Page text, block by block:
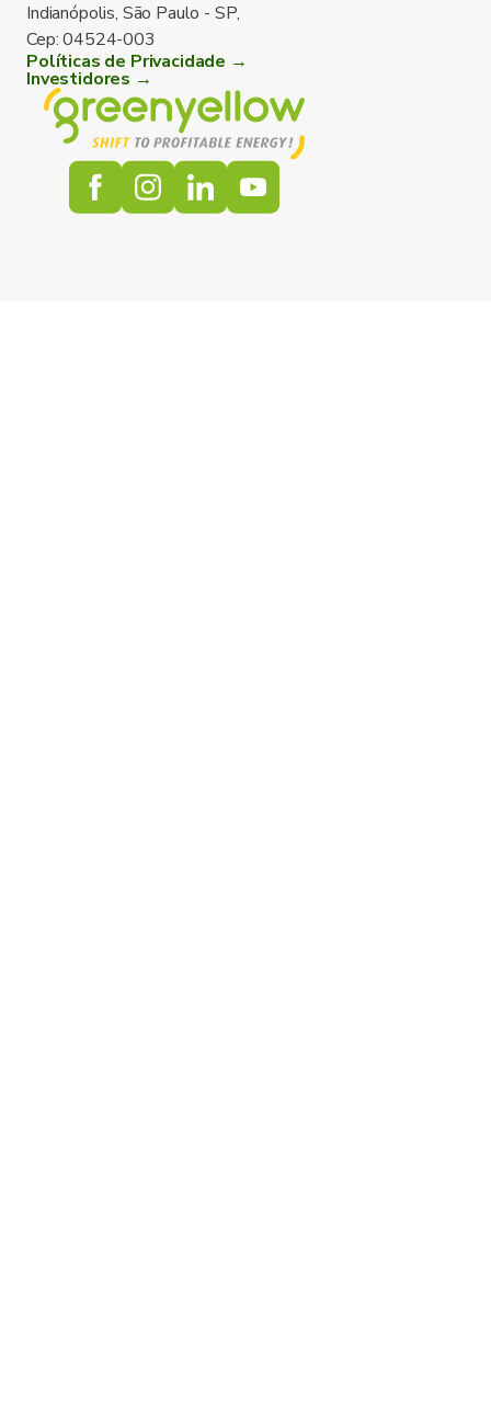
Indianópolis, São Paulo - SP,
Cep: 04524-003
Políticas de Privacidade →
Investidores →